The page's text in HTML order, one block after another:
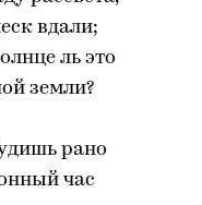
вдали;
ль это
земли?
рано
час